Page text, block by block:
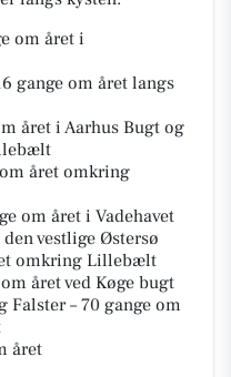
om året i
gange om året langs
året i Aarhus Bugt og
året omkring
om året i Vadehavet
vestlige Østersø
omkring Lillebælt
året ved Køge bugt
– 70 gange om
året